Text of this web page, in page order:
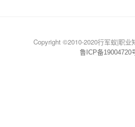
Copyright ©2010-2020行军蚁|职业
鲁ICP备19004720